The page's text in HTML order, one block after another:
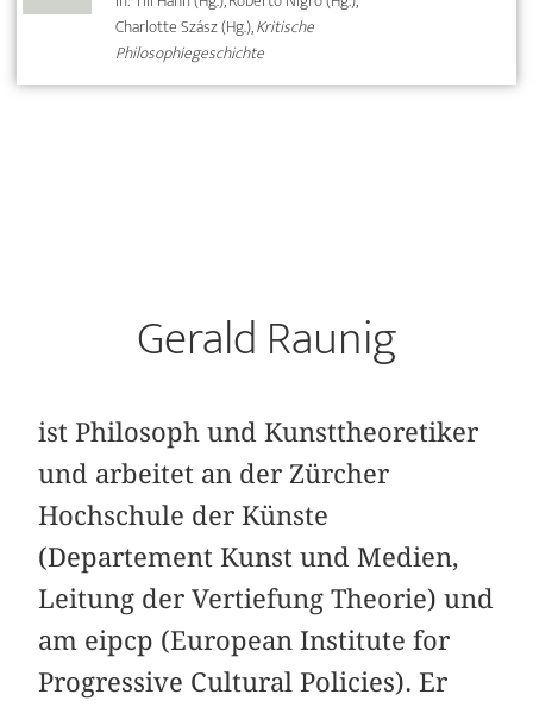
Charlotte Szász (Hg.),Kritische
Philosophiegeschichte
Gerald Raunig
ist Philosoph und Kunsttheoretiker
und arbeitet an der Zürcher
Hochschule der Künste
(Departement Kunst und Medien,
Leitung der Vertiefung Theorie) und
am eipcp (European Institute for
Progressive Cultural Policies). Er